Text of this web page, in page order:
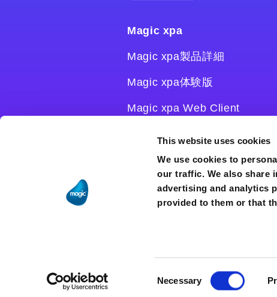
This website uses cookies
We use cookies to
our traffic. We also share
advertising and analytics
provided to them or that
Necessary
Magic xpa
Magic xpa製品詳細
Magic xpa体験版
Magic xpa Web Client
ユーザー登録/ライセンス発